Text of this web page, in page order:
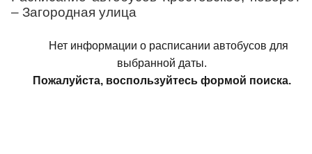
– Загородная улица
Нет информации о расписании автобусов для
выбранной даты.
Пожалуйста, воспользуйтесь формой поиска.